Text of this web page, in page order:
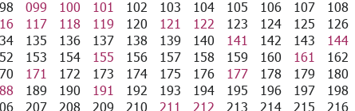
099 100 101 102 103 104 105 106 107
108
117 118 119 120 121 122 123 124 125
126
135 136 137 138 139 140 141 142 143
144
153 154 155 156 157 158 159 160 161
162
171 172 173 174 175 176 177 178 179
180
189 190 191 192 193 194 195 196 197
198
207 208 209 210 211 212 213 214 215 216